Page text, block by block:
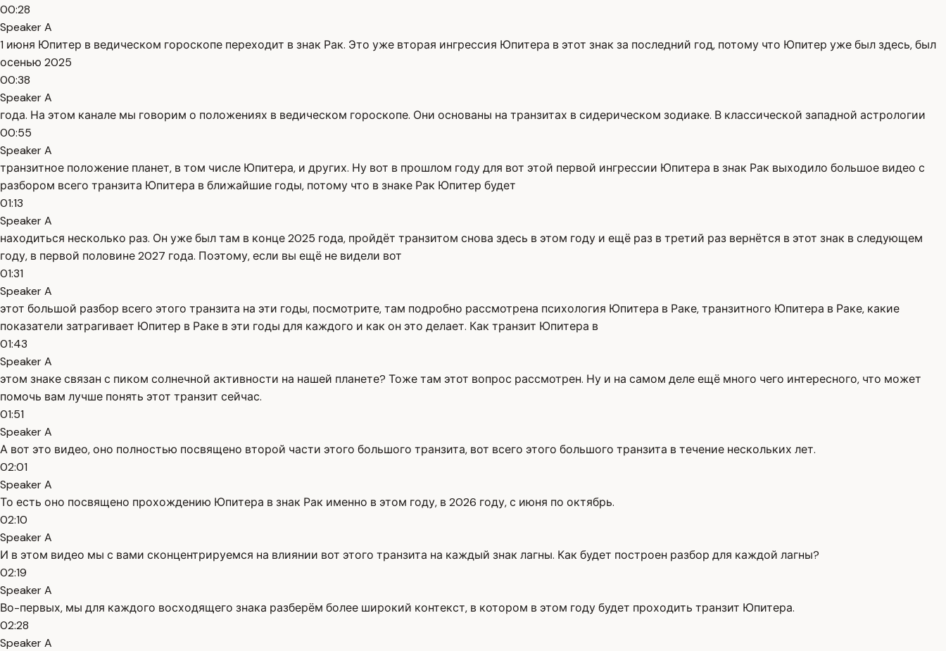
00:28
Speaker A
1 июня Юпитер в ведическом гороскопе переходит в знак Рак. Это уже вторая ингрессия Юпитера в этот знак за последний год, потому что Юпитер уже был здесь, был
осенью 2025
00:38
Speaker A
года. На этом канале мы говорим о положениях в ведическом гороскопе. Они основаны на транзитах в сидерическом зодиаке. В классической западной астрологии
00:55
Speaker A
транзитное положение планет, в том числе Юпитера, и других. Ну вот в прошлом году для вот этой первой ингрессии Юпитера в знак Рак выходило большое видео с
разбором всего транзита Юпитера в ближайшие годы, потому что в знаке Рак Юпитер будет
01:13
Speaker A
находиться несколько раз. Он уже был там в конце 2025 года, пройдёт транзитом снова здесь в этом году и ещё раз в третий раз вернётся в этот знак в следующем
году, в первой половине 2027 года. Поэтому, если вы ещё не видели вот
01:31
Speaker A
этот большой разбор всего этого транзита на эти годы, посмотрите, там подробно рассмотрена психология Юпитера в Раке, транзитного Юпитера в Раке, какие
показатели затрагивает Юпитер в Раке в эти годы для каждого и как он это делает. Как транзит Юпитера в
01:43
Speaker A
этом знаке связан с пиком солнечной активности на нашей планете? Тоже там этот вопрос рассмотрен. Ну и на самом деле ещё много чего интересного, что может
помочь вам лучше понять этот транзит сейчас.
01:51
Speaker A
А вот это видео, оно полностью посвящено второй части этого большого транзита, вот всего этого большого транзита в течение нескольких лет.
02:01
Speaker A
То есть оно посвящено прохождению Юпитера в знак Рак именно в этом году, в 2026 году, с июня по октябрь.
02:10
Speaker A
И в этом видео мы с вами сконцентрируемся на влиянии вот этого транзита на каждый знак лагны. Как будет построен разбор для каждой лагны?
02:19
Speaker A
Во-первых, мы для каждого восходящего знака разберём более широкий контекст, в котором в этом году будет проходить транзит Юпитера.
02:28
Speaker A